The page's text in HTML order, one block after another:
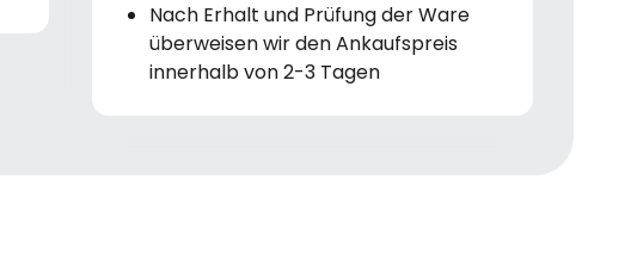
Nach Erhalt und Prüfung der Ware
überweisen wir den Ankaufspreis
innerhalb von 2-3 Tagen